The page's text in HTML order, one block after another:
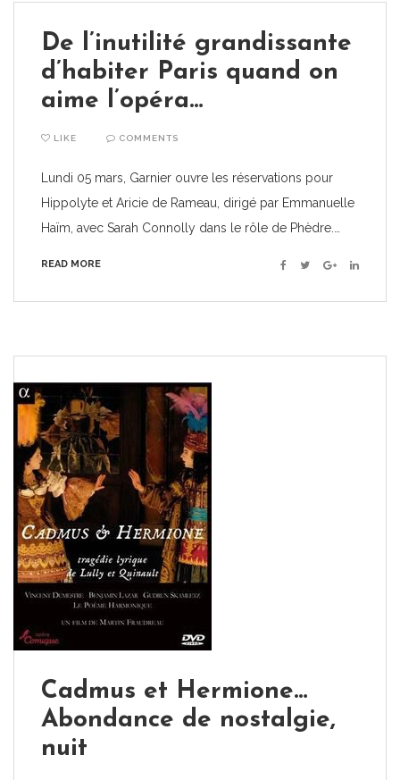
De l’inutilité grandissante
d’habiter Paris quand on
aime l’opéra…
LIKE COMMENTS
Lundi 05 mars, Garnier ouvre les réservations pour
Hippolyte et Aricie de Rameau, dirigé par Emmanuelle
Haïm, avec Sarah Connolly dans le rôle de Phèdre.…
READ MORE Facebook
TwitterGoogle+Linkedin
Cadmus et Hermione…
Abondance de nostalgie,
nuit